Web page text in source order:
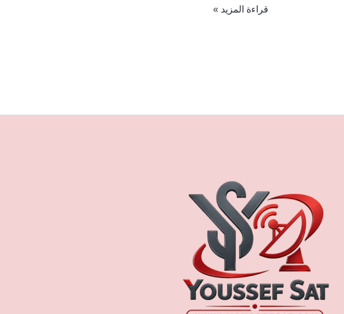
قراءة المزيد »